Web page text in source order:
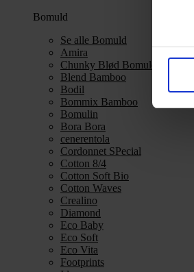
Bomuld
Se alle Bomuld
Amira
Chunky Blød Bomuld
Blend Bamboo
Bodil
Bommix Bamboo
Bomulin
Bora Bora
cenerentola
Cordonnet SPecial
Cotton 8/4
Cotton Soft Bio
Cotton Waves
Crealino
Diamond
Eco Baby
Eco Soft
Eco Vita
Footprints